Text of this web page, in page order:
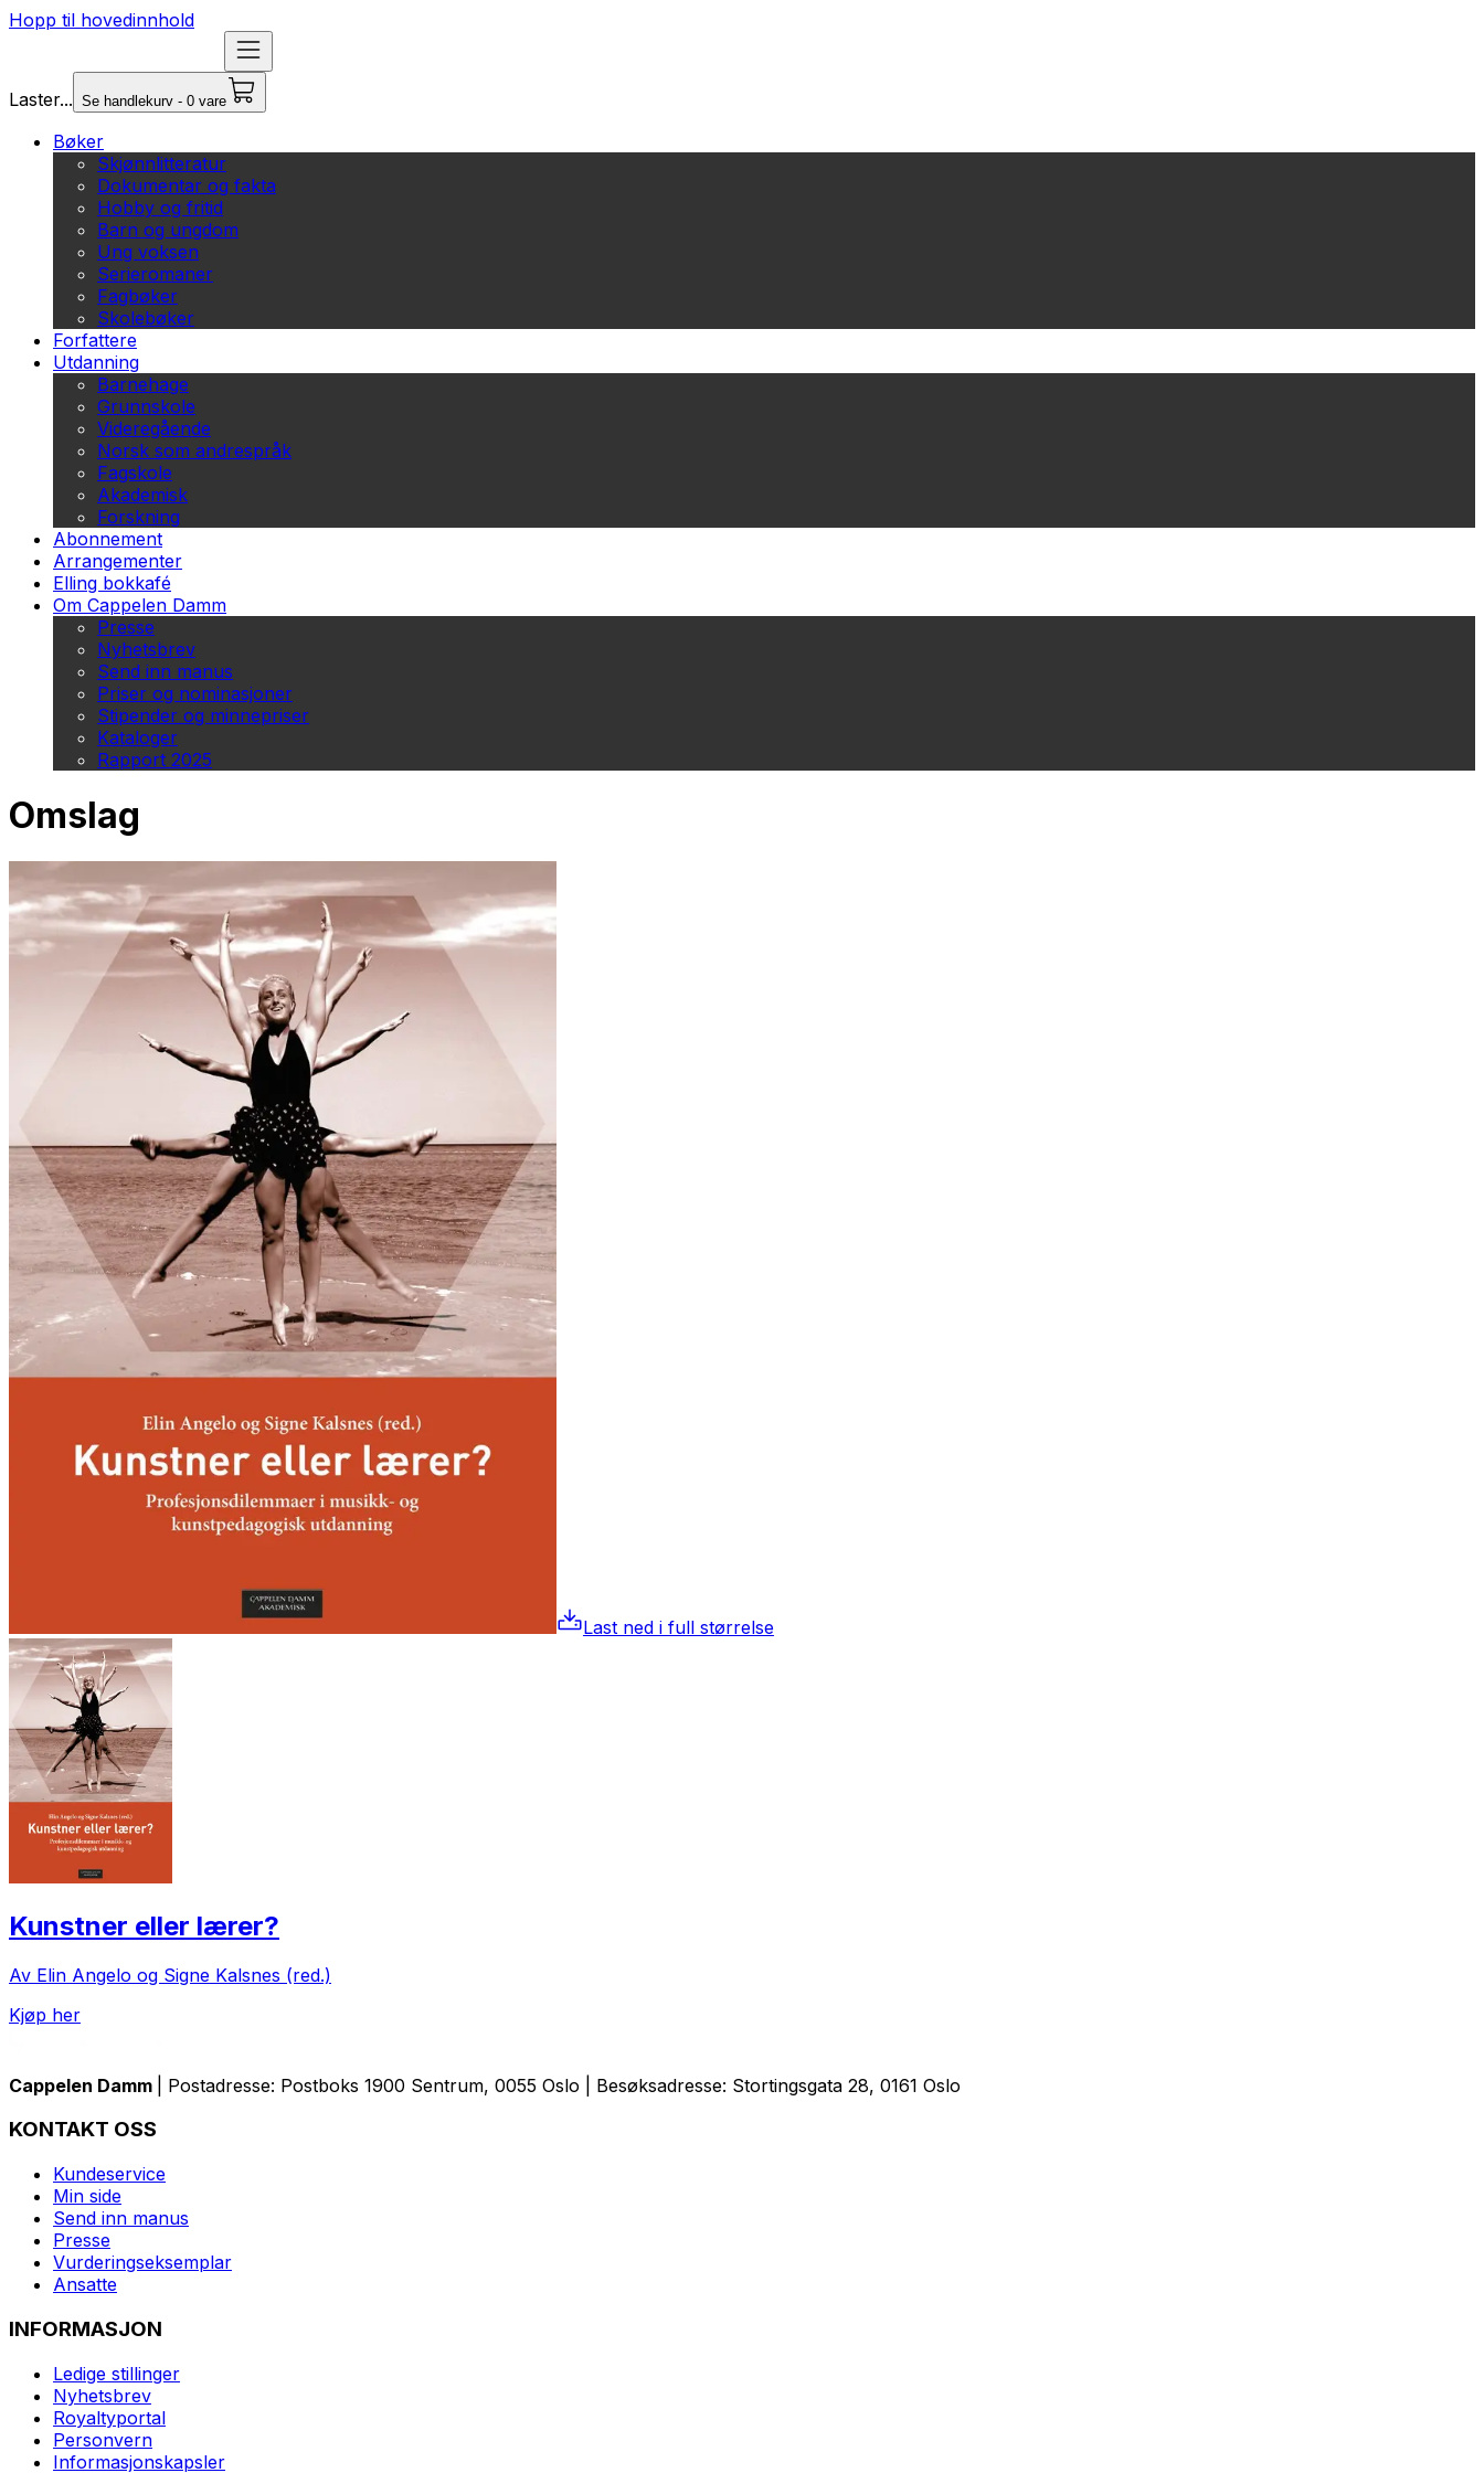
Hopp til hovedinnhold
Laster... Se handlekurv - 0 vare
Bøker
Skjønnlitteratur
Dokumentar og fakta
Hobby og fritid
Barn og ungdom
Ung voksen
Serieromaner
Fagbøker
Skolebøker
Forfattere
Utdanning
Barnehage
Grunnskole
Videregående
Norsk som andrespråk
Fagskole
Akademisk
Forskning
Abonnement
Arrangementer
Elling bokkafé
Om Cappelen Damm
Presse
Nyhetsbrev
Send inn manus
Priser og nominasjoner
Stipender og minnepriser
Kataloger
Rapport 2025
Omslag
Last ned i full størrelse
Kunstner eller lærer?
Av Elin Angelo og Signe Kalsnes (red.)
Kjøp her
Cappelen Damm | Postadresse: Postboks 1900 Sentrum, 0055 Oslo | Besøksadresse: Stortingsgata 28, 0161 Oslo
KONTAKT OSS
Kundeservice
Min side
Send inn manus
Presse
Vurderingseksemplar
Ansatte
INFORMASJON
Ledige stillinger
Nyhetsbrev
Royaltyportal
Personvern
Informasjonskapsler